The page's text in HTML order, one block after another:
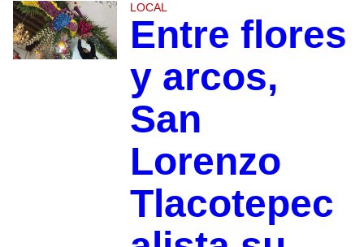
LOCAL
Entre flores
y arcos,
San
Lorenzo
Tlacotepec